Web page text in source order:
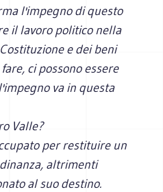
l'impegno di questo
il lavoro politico nella
e dei beni
ci possono essere
va in questa
Valle?
per restituire un
altrimenti
al suo destino.